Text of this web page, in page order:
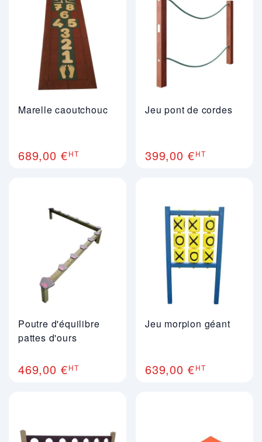
Marelle caoutchouc
689,00 €HT
Jeu pont de cordes
399,00 €HT
Poutre d'équilibre
pattes d'ours
469,00 €HT
Jeu morpion géant
639,00 €HT